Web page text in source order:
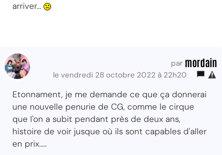
arriver...
par mordain
le vendredi 28 octobre 2022 à 22h20
Etonnament, je me demande ce que ça donnerai
une nouvelle penurie de CG, comme le cirque
que l'on a subit pendant près de deux ans,
histoire de voir jusque où ils sont capables d'aller
en prix.....